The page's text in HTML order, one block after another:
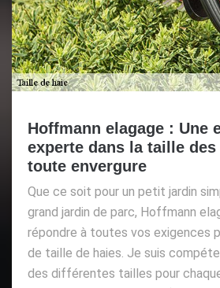
Hoffmann elagage : Une
experte dans la taille des
toute envergure
Que ce soit pour un petit jardin
grand jardin de parc, Hoffmann
répondre à toutes vos exigences
de taille de haies. Je suis
des différentes tailles pour